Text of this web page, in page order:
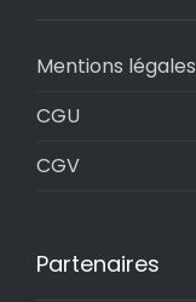
Mentions légales
CGU
CGV
Partenaires